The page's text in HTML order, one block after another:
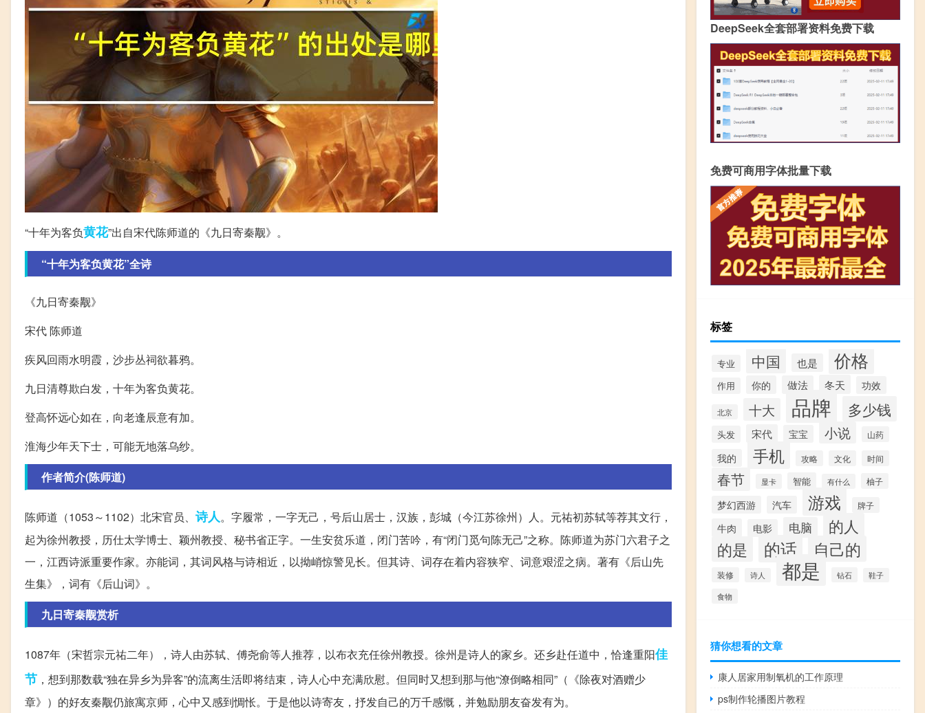
“十年为客负黄花”出自宋代陈师道的《九日寄秦觏》。
“十年为客负黄花”全诗
《九日寄秦觏》
宋代 陈师道
疾风回雨水明霞，沙步丛祠欲暮鸦。
九日清尊欺白发，十年为客负黄花。
登高怀远心如在，向老逢辰意有加。
淮海少年天下士，可能无地落乌纱。
作者简介(陈师道)
陈师道（1053～1102）北宋官员、 诗人。字履常，一字无己，号后山居士，汉族，彭城（今江苏徐州）人。元祐初苏轼等荐其文行，
起为徐州教授，历仕太学博士、颖州教授、秘书省正字。一生安贫乐道，闭门苦吟，有“闭门觅句陈无己”之称。陈师道为苏门六君子之
一，江西诗派重要作家。亦能词，其词风格与诗相近，以拗峭惊警见长。但其诗、词存在着内容狭窄、词意艰涩之病。著有《后山先
生集》，词有《后山词》。
九日寄秦觏赏析
1087年（宋哲宗元祐二年），诗人由苏轼、傅尧俞等人推荐，以布衣充任徐州教授。徐州是诗人的家乡。还乡赴任道中，恰逢重阳佳
节 ，想到那数载“独在异乡为异客”的流离生活即将结束，诗人心中充满欣慰。但同时又想到那与他“潦倒略相同”（《除夜对酒赠少
章》）的好友秦觏仍旅寓京师，心中又感到惆怅。于是他以诗寄友，抒发自己的万千感慨，并勉励朋友奋发有为。
DeepSeek全套部署资料免费下载
免费可商用字体批量下载
标签
专业 中国 也是 价格
作用 你的 做法 冬天 功效
北京 十大 品牌 多少钱
头发 宋代 宝宝 小说 山药
我的 手机 攻略 文化 时间
春节 显卡 智能 有什么 柚子
梦幻西游 汽车 游戏 牌子
牛肉 电影 电脑
的人
的是
的话 自己的
装修 诗人 都是 钻石 鞋子
食物
猜你想看的文章
康人居家用制氧机的工作原理
ps制作轮播图片教程